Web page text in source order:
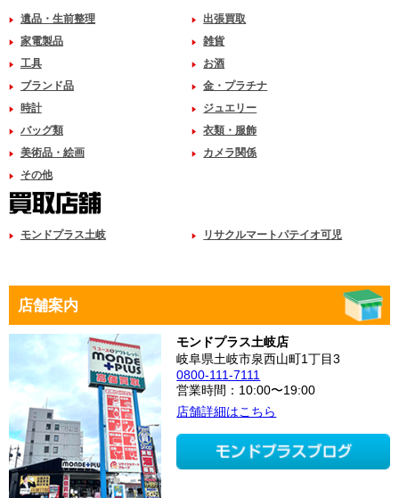
遺品・生前整理
出張買取
家電製品
雑貨
工具
お酒
ブランド品
金・プラチナ
時計
ジュエリー
バッグ類
衣類・服飾
美術品・絵画
カメラ関係
その他
モンドプラス土岐 リサクルマートパテイオ可児
店舗案内
モンドプラス土岐店
岐阜県土岐市泉西山町1丁目3
0800-111-7111
営業時間：10:00〜19:00
店舗詳細はこちら